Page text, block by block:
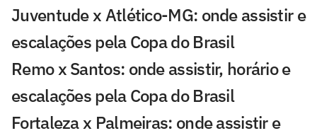
Juventude x Atlético-MG: onde assistir e
escalações pela Copa do Brasil
Remo x Santos: onde assistir, horário e
escalações pela Copa do Brasil
Fortaleza x Palmeiras: onde assistir e